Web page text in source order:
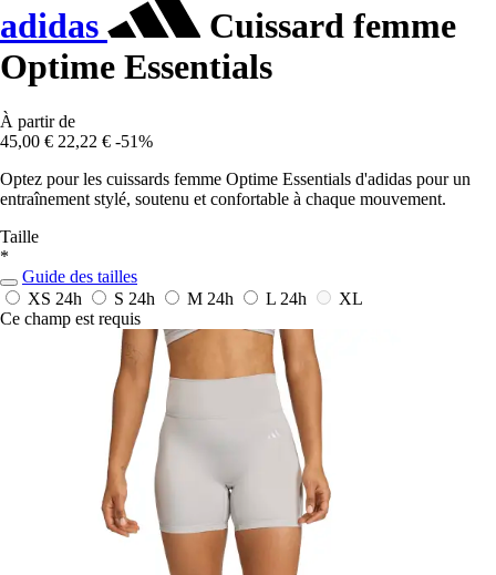
adidas
Cuissard femme
Optime Essentials
À partir de
45,00 € 22,22 € -51%
Optez pour les cuissards femme Optime Essentials d'adidas pour un
entraînement stylé, soutenu et confortable à chaque mouvement.
Taille
*
Guide des tailles
XS 24h S 24h M 24h L 24h
XL
Ce champ est requis